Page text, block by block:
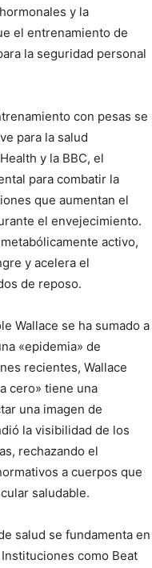
y la
el entrenamiento de
la seguridad personal
con pesas se
para la salud
y la BBC, el
para combatir la
que aumentan el
el envejecimiento.
activo,
y acelera el
de reposo.
Wallace se ha sumado a
«epidemia» de
recientes, Wallace
cero» tiene una
una imagen de
la visibilidad de los
rechazando el
a cuerpos que
saludable.
salud se fundamenta en
como Beat